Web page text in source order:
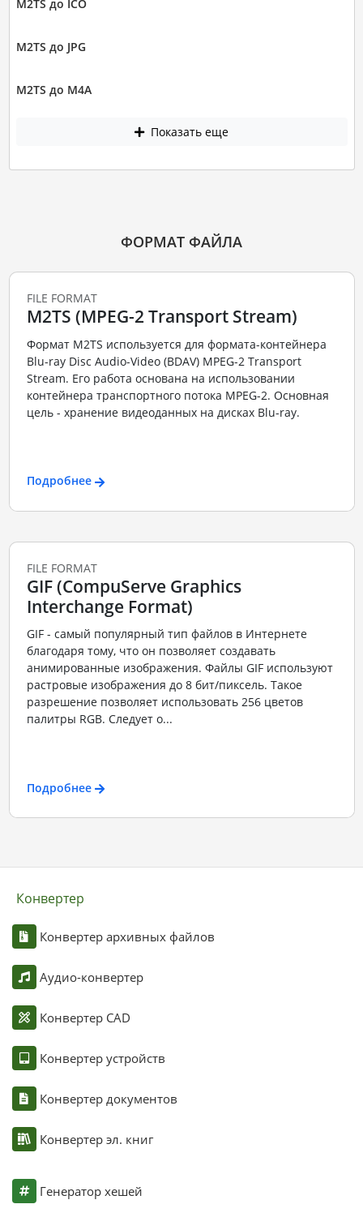
M2TS до ICO
M2TS до JPG
M2TS до M4A
Показать еще
ФОРМАТ ФАЙЛА
FILE FORMAT
M2TS (MPEG-2 Transport Stream)
Формат M2TS используется для формата-контейнера
Blu-ray Disc Audio-Video (BDAV) MPEG-2 Transport
Stream. Его работа основана на использовании
контейнера транспортного потока MPEG-2. Основная
цель - хранение видеоданных на дисках Blu-ray.
Подробнее
FILE FORMAT
GIF (CompuServe Graphics
Interchange Format)
GIF - самый популярный тип файлов в Интернете
благодаря тому, что он позволяет создавать
анимированные изображения. Файлы GIF используют
растровые изображения до 8 бит/пиксель. Такое
разрешение позволяет использовать 256 цветов
палитры RGB. Следует о...
Подробнее
Конвертер
Конвертер архивных файлов
Аудио-конвертер
Конвертер CAD
Конвертер устройств
Конвертер документов
Конвертер эл. книг
Генератор хешей